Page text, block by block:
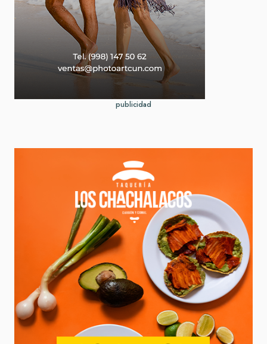
publicidad